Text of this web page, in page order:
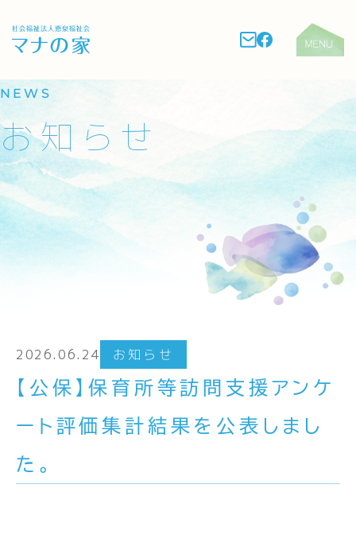
NEWS
お知らせ
2026.06.24 お知らせ
【公保】保育所等訪問支援アンケ
ート評価集計結果を公表しまし
た。